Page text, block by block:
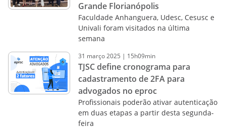
Grande Florianópolis
Faculdade Anhanguera, Udesc, Cesusc e
Univali foram visitados na última
semana
31 março2025 | 15h09min
TJSC define cronograma para
cadastramento de 2FA para
advogados no eproc
Profissionais poderão ativar autenticação
em duas etapas a partir desta segunda-
feira